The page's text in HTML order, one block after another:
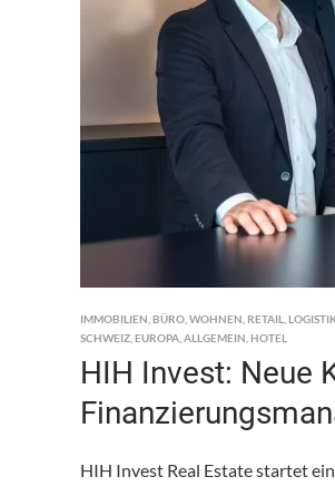
IMMOBILIEN BÜRO WOHNEN RETAIL
SCHWEIZ EUROPA ALLGEMEIN HOTEL
HIH Invest: Neue
HIH Invest Real Estate startet